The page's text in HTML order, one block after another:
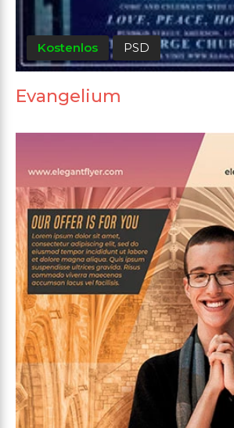
Kostenlos PSD
Evangelium